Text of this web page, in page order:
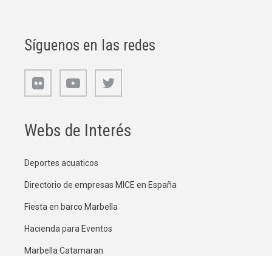
Síguenos en las redes
Webs de Interés
Deportes acuaticos
Directorio de empresas MICE en España
Fiesta en barco Marbella
Hacienda para Eventos
Marbella Catamaran